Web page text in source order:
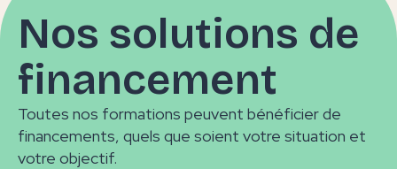
Nos solutions de
financement
Toutes nos formations peuvent bénéficier de
financements, quels que soient votre situation et
votre objectif.